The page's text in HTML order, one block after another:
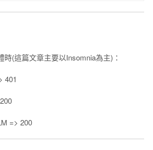
時(這篇文章主要以Insomnia為主)：
401
=> 200